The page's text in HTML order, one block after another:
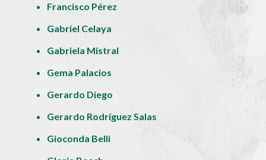
Francisco Pérez
Gabriel Celaya
Gabriela Mistral
Gema Palacios
Gerardo Diego
Gerardo Rodríguez Salas
Gioconda Belli